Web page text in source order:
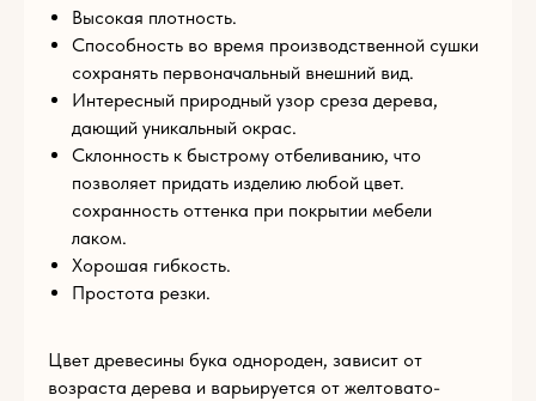
Высокая плотность.
Способность во время производственной сушки
сохранять первоначальный внешний вид.
Интересный природный узор среза дерева,
дающий уникальный окрас.
Склонность к быстрому отбеливанию, что
позволяет придать изделию любой цвет.
сохранность оттенка при покрытии мебели
лаком.
Хорошая гибкость.
Простота резки.
Цвет древесины бука однороден, зависит от
возраста дерева и варьируется от желтовато-
Телефон
+93
Комментарий
Загрузите файл